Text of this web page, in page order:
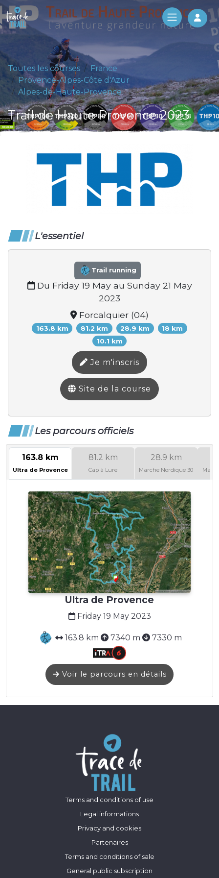
Log
Toutes les courses
France
Provence-Alpes-Côte d'Azur
Alpes-de-Haute-Provence
Trail de Haute Provence 2023
L'essentiel
Trail running
Du Friday 19 May au Sunday 21 May
2023
Forcalquier (04)
163.8 km 81.2 km 28.9 km
18 km
10.1 km
Je m'inscris
Site de la course
Les parcours officiels
163.8 km
Ultra de Provence
81.2 km
Cap à Lure
28.9 km
Marche Nordique 30
Ultra de Provence
Friday 19 May 2023
163.8 km 7340 m 7330 m
Voir le parcours en détails
Terms and conditions of use
Legal informations
Privacy and cookies
Partenaires
Terms and conditions of sale
General public subscription